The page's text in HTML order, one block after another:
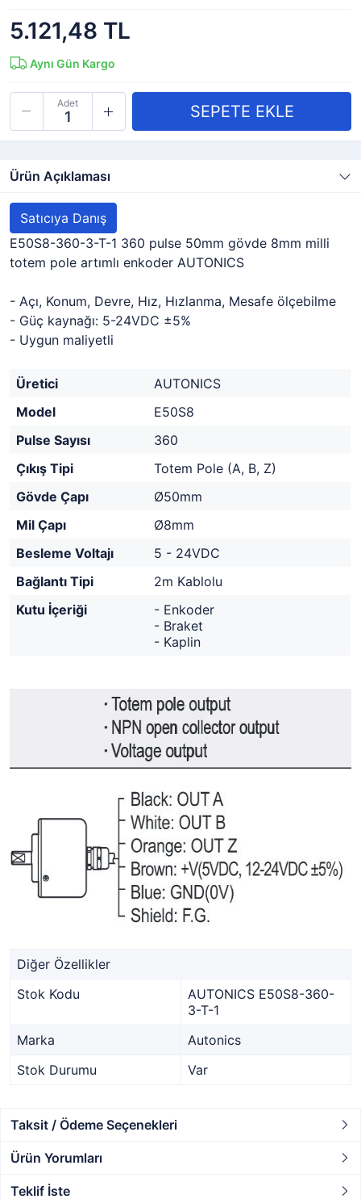
5.121,48 TL
Aynı Gün Kargo
Adet
Ürün Açıklaması
Satıcıya Danış
E50S8-360-3-T-1 360 pulse 50mm gövde 8mm milli
totem pole artımlı enkoder AUTONICS
- Açı, Konum, Devre, Hız, Hızlanma, Mesafe ölçebilme
- Güç kaynağı: 5-24VDC ±5%
- Uygun maliyetli
Üretici
AUTONICS
Model
E50S8
Pulse Sayısı
360
Çıkış Tipi
Totem Pole (A, B, Z)
Gövde Çapı
Ø50mm
Mil Çapı
Ø8mm
Besleme Voltajı
5 - 24VDC
Bağlantı Tipi
2m Kablolu
Kutu İçeriği
- Enkoder
- Braket
- Kaplin
Diğer Özellikler
Stok Kodu
AUTONICS E50S8-360-
3-T-1
Marka
Autonics
Stok Durumu
Var
Taksit / Ödeme Seçenekleri
Ürün Yorumları
Teklif İste